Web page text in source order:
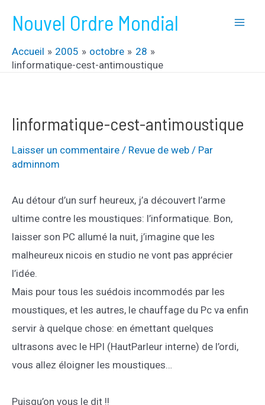
contenu
Nouvel Ordre Mondial
Accueil 2005 octobre
28
linformatique-cest-antimoustique
linformatique-cest-antimoustique
Laisser un commentaire / Revue de web / Par
adminnom
Au détour d’un surf heureux, j’a découvert l’arme
ultime contre les moustiques: l’informatique. Bon,
laisser son PC allumé la nuit, j’imagine que les
malheureux nicois en studio ne vont pas apprécier
l’idée.
Mais pour tous les suédois incommodés par les
moustiques, et les autres, le chauffage du Pc va enfin
servir à quelque chose: en émettant quelques
ultrasons avec le HPI (HautParleur interne) de l’ordi,
vous allez éloigner les moustiques…
Puisqu’on vous le dit !!